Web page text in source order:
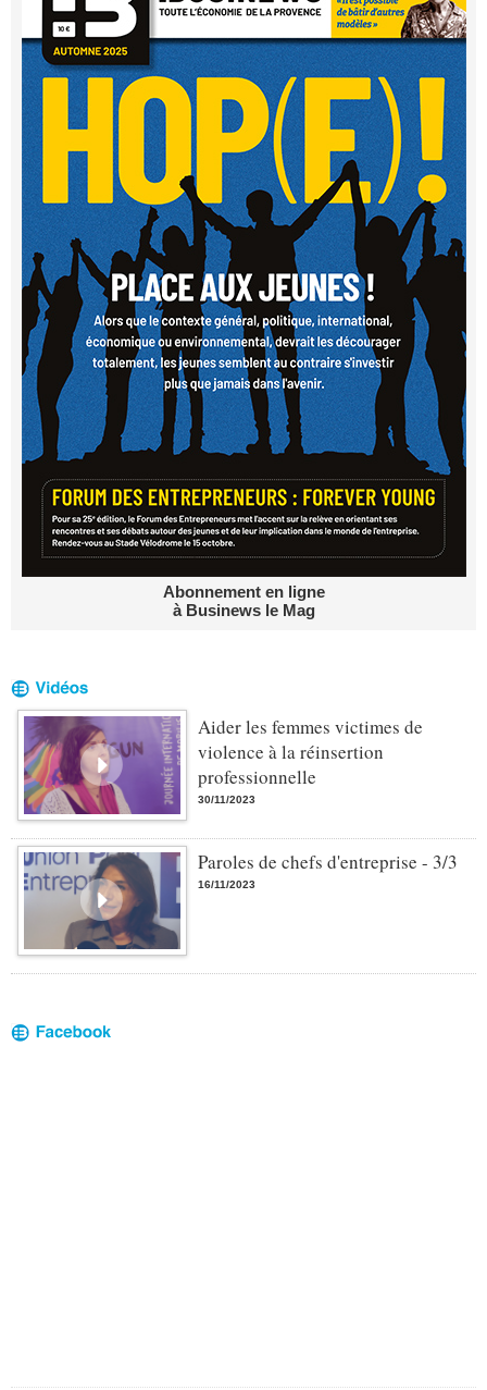
Abonnement en ligne
à Businews le Mag
Aider les femmes victimes de
violence à la réinsertion
professionnelle
30/11/2023
Paroles de chefs d'entreprise - 3/3
16/11/2023